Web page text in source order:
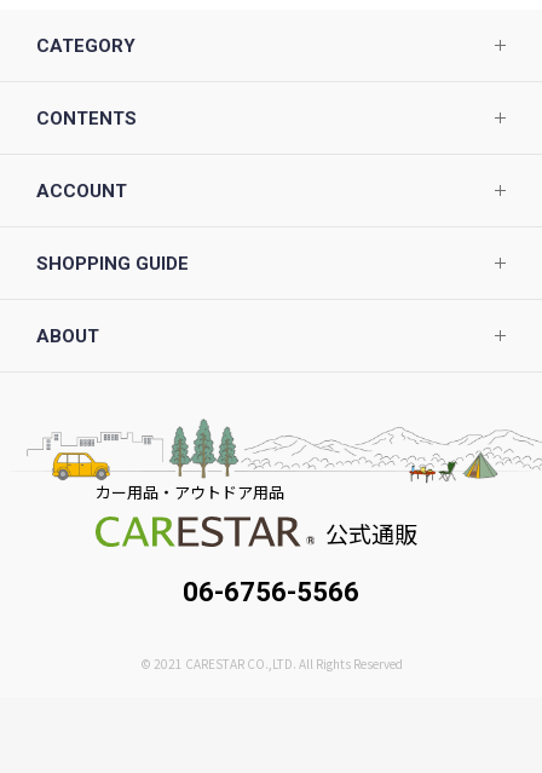
CATEGORY
CONTENTS
ACCOUNT
SHOPPING GUIDE
ABOUT
カー用品・アウトドア用品
公式通販
06-6756-5566
© 2021 CARESTAR CO.,LTD. All Rights Reserved